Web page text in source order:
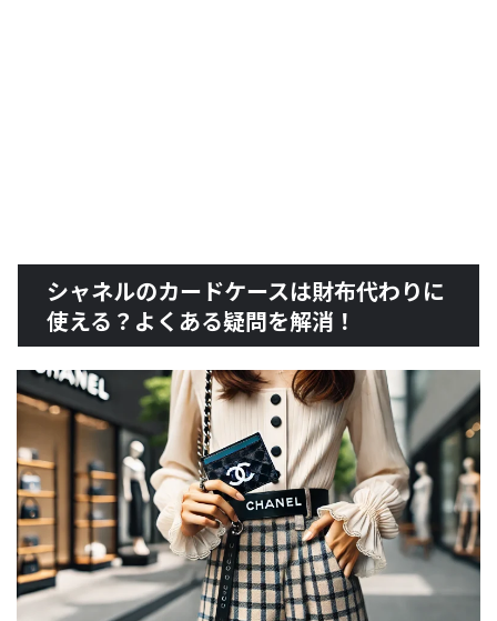
シャネルのカードケースは財布代わりに
使える？よくある疑問を解消！